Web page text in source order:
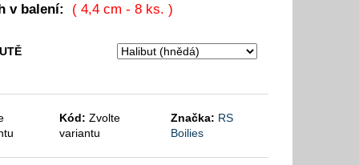
v balení:
( 4,4 cm - 8 ks. )
Kód: Zvolte
variantu
Značka: RS
Boilies